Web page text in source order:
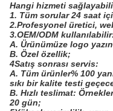
Hangi hizmeti
1. Tüm sorular 24 saat
2.Profesyonel üretici,
3.OEM/ODM
A. Ürünümüze logo
B. Özel özellik;
4Satış sonrası servis:
A. Tüm ürünler% 100
sıkı bir kalite testi
B. Hızlı teslimat:
20 gün;